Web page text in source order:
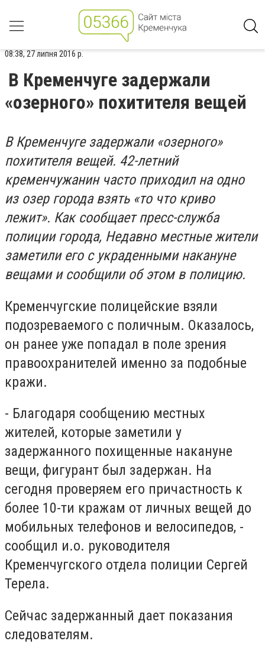
08:38, 27 липня 2016 р.
В Кременчуге задержали
«озерного» похитителя вещей
В Кременчуге задержали «озерного»
похитителя вещей. 42-летний
кременчужанин часто приходил на одно
из озер города взять «то что криво
лежит». Как сообщает пресс-служба
полиции города, Недавно местные жители
заметили его с украденными накануне
вещами и сообщили об этом в полицию.
Кременчугские полицейские взяли
подозреваемого с поличным. Оказалось,
он ранее уже попадал в поле зрения
правоохранителей именно за подобные
кражи.
- Благодаря сообщению местных
жителей, которые заметили у
задержанного похищенные накануне
вещи, фигурант был задержан. На
сегодня проверяем его причастность к
более 10-ти кражам от личных вещей до
мобильных телефонов и велосипедов, -
сообщил и.о. руководителя
Кременчугского отдела полиции Сергей
Терела.
Сейчас задержанный дает показания
следователям.